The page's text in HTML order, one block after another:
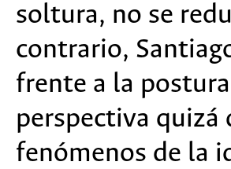
soltura, no se
contrario,
frente a la
perspectiva quizá
fenómenos de la